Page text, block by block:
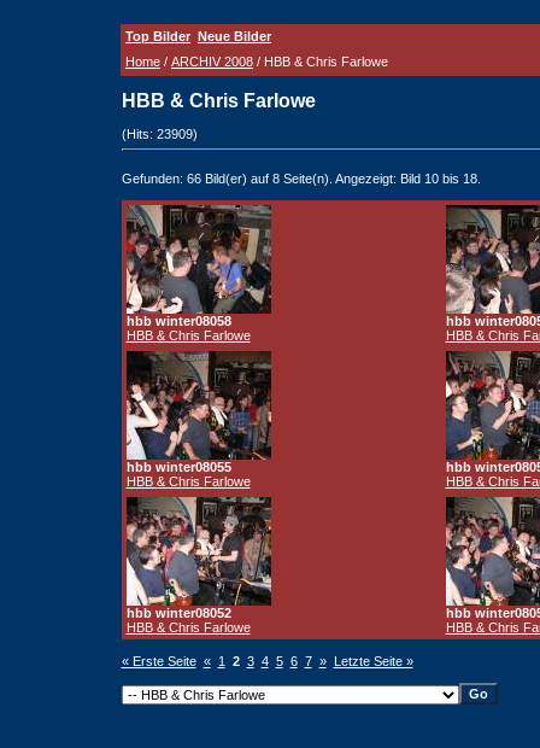
Top Bilder Neue Bilder
Home / ARCHIV 2008 / HBB & Chris Farlowe
HBB & Chris Farlowe
(Hits: 23909)
Gefunden: 66 Bild(er) auf 8 Seite(n). Angezeigt: Bild 10 bis 18.
hbb winter08058
HBB & Chris Farlowe
hbb
HBB & Chris
hbb winter08055
HBB & Chris Farlowe
hbb
HBB & Chris
hbb winter08052
HBB & Chris Farlowe
hbb
HBB & Chris
« Erste Seite « 1 2 3 4 5 6 7 » Letzte Seite »